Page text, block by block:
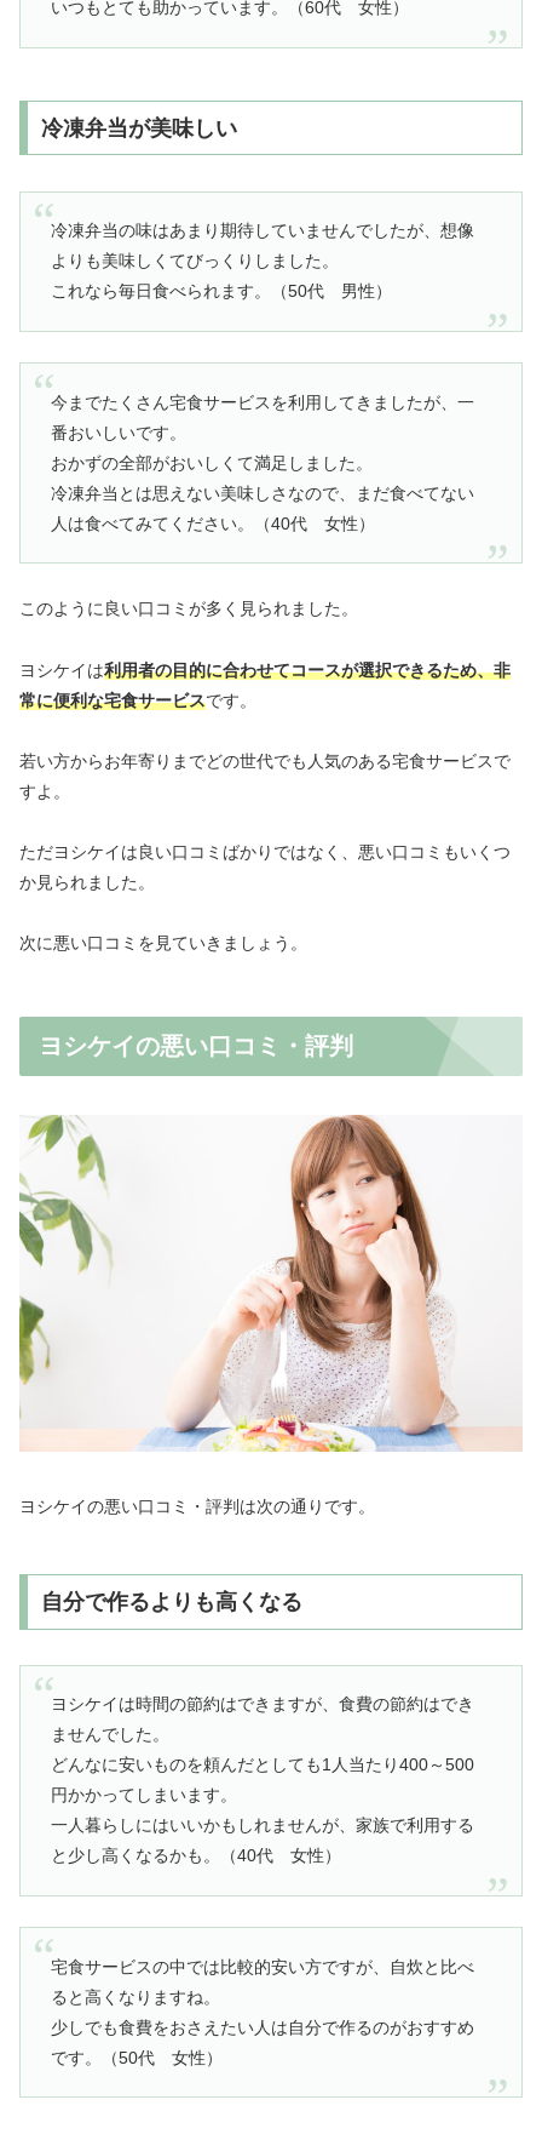
いつもとても助かっています。（60代 女性）
冷凍弁当が美味しい
冷凍弁当の味はあまり期待していませんでしたが、想像
よりも美味しくてびっくりしました。
これなら毎日食べられます。（50代 男性）
今までたくさん宅食サービスを利用してきましたが、一
番おいしいです。
おかずの全部がおいしくて満足しました。
冷凍弁当とは思えない美味しさなので、まだ食べてない
人は食べてみてください。（40代 女性）
このように良い口コミが多く見られました。
ヨシケイは利用者の目的に合わせてコースが選択できるため、非
常に便利な宅食サービスです。
若い方からお年寄りまでどの世代でも人気のある宅食サービスで
すよ。
ただヨシケイは良い口コミばかりではなく、悪い口コミもいくつ
か見られました。
次に悪い口コミを見ていきましょう。
ヨシケイの悪い口コミ・評判
ヨシケイの悪い口コミ・評判は次の通りです。
自分で作るよりも高くなる
ヨシケイは時間の節約はできますが、食費の節約はでき
ませんでした。
どんなに安いものを頼んだとしても1人当たり400～500
円かかってしまいます。
一人暮らしにはいいかもしれませんが、家族で利用する
と少し高くなるかも。（40代 女性）
宅食サービスの中では比較的安い方ですが、自炊と比べ
ると高くなりますね。
少しでも食費をおさえたい人は自分で作るのがおすすめ
です。（50代 女性）